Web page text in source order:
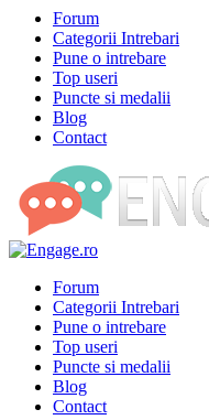
Forum
Categorii Intrebari
Pune o intrebare
Top useri
Puncte si medalii
Blog
Contact
Forum
Categorii Intrebari
Pune o intrebare
Top useri
Puncte si medalii
Blog
Contact